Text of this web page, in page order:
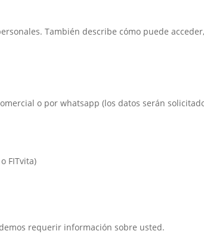
También describe cómo puede
o por whatsapp (los datos serán
FITvita)
requerir información sobre usted.